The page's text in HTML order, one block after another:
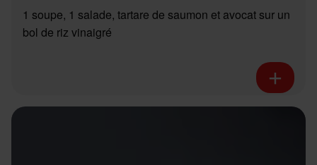
1 soupe, 1 salade, tartare de saumon et avocat sur un
bol de riz vinaigré